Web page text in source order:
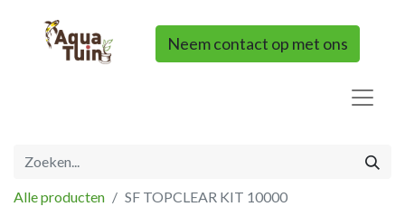
Neem contact op met ons
Alle producten SF TOPCLEAR KIT 10000